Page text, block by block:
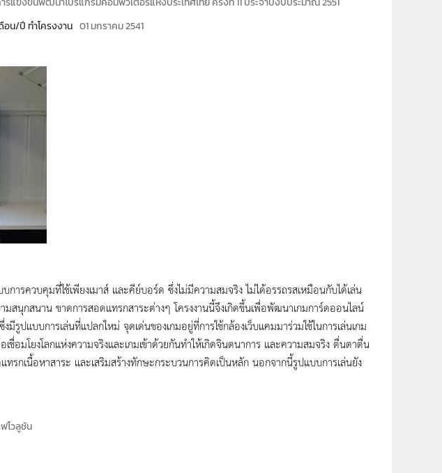
อน/ปี ทำโครงงาน 01 มกราคม 2541
ารควบคุมที่ใช้เพียงเมาส์ และคีย์บอร์ด ซึ่งไม่มีความสมจริง ไม่ได้อรรถรสเหมือนกับได้เล่น
มสนุกสนาน ขาดการสอดแทรกสาระต่างๆ โครงงานนี้จึงเกิดขึ้นเพื่อพัฒนาเกมการ์ดออนไลน์
ปแบบการเล่นที่แปลกใหม่ จุดเด่นของเกมอยู่ที่การใช้กล้องเว็บแคมมาร่วมใช้ในการเล่นเกม
อมโยงโลกแห่งความจริงและเกมเข้าด้วยกันทำให้เกิดจินตนาการ และความสมจริง ตื่นตาตื่น
รกเนื้อหาสาระ และเสริมสร้างทักษะกระบวนการคิดเป็นหลัก นอกจากนี้รูปแบบการเล่นยัง
โวลูชัน